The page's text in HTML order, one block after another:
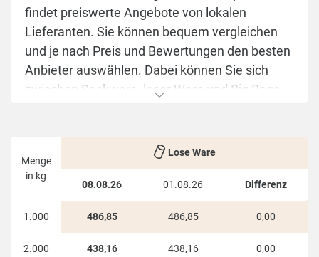
findet preiswerte Angebote von lokalen
Lieferanten. Sie können bequem vergleichen
und je nach Preis und Bewertungen den besten
Anbieter auswählen. Dabei können Sie sich
zwischen Sackware, loser Ware und Big Bags
günstigsten Preise für
Eberhardzell
übersichtlich in einer Tabelle dar. Auf einen
Lieferstellen schwankenden Preise.
Die Übersicht ist sowohl für einzelne Abnehmer,
Menge
in kg
Lose Ware
08.08.26 01.08.26 Differenz
1.000 486,85 486,85 0,00
2.000 438,16 438,16 0,00